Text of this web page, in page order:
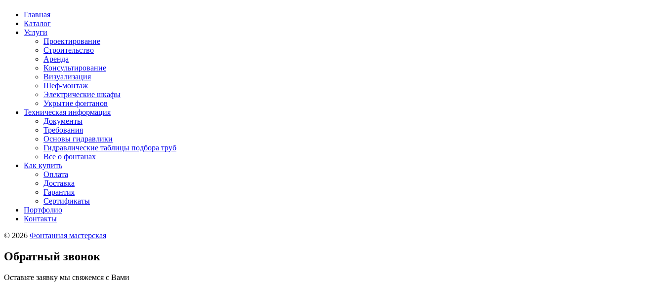
Главная
Каталог
Услуги
Проектирование
Строительство
Аренда
Консультирование
Визуализация
Шеф-монтаж
Электрические шкафы
Укрытие фонтанов
Техническая информация
Документы
Требования
Основы гидравлики
Гидравлические таблицы подбора труб
Все о фонтанах
Как купить
Оплата
Доставка
Гарантия
Сертификаты
Портфолио
Контакты
© 2026 Фонтанная мастерская
Обратный звонок
Оставьте заявку мы свяжемся с Вами